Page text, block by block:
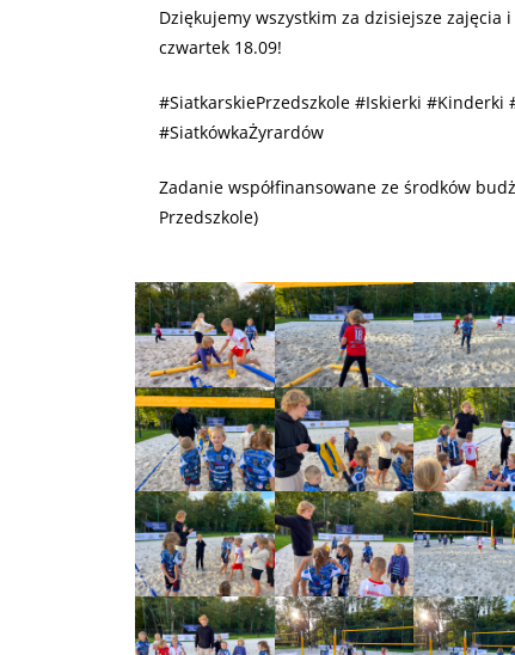
Dziękujemy wszystkim za dzisiejsze
czwartek 18.09!
#SiatkarskiePrzedszkole #Iskierki #Kinderki
#SiatkówkaŻyrardów
Zadanie współfinansowane ze środków
Przedszkole)